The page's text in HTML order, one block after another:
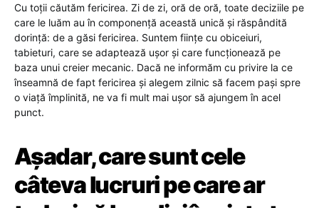
Cu toții căutăm fericirea. Zi de zi, oră de oră, toate deciziile pe
care le luăm au în componență această unică și răspândită
dorință: de a găsi fericirea. Suntem ființe cu obiceiuri,
tabieturi, care se adaptează ușor și care funcționează pe
baza unui creier mecanic. Dacă ne informăm cu privire la ce
înseamnă de fapt fericirea și alegem zilnic să facem pași spre
o viață împlinită, ne va fi mult mai ușor să ajungem în acel
punct.
Așadar, care sunt cele
câteva lucruri pe care ar